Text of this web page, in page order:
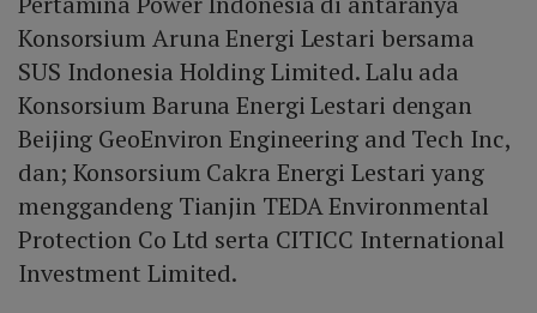
Weiming Environment Protection Co Ltd).
Konsorsium Masa Depan Energi Indonesia (bersama
Beijing GeoEnviron Engineering and Tech Inc).
Sementara Grup Bakrie, lewat PT Bakrie Power,
bergabung dalam Konsorsium Mentari Citra Lestari
(bersama PT Acritas Karya Persada dan SUS Indonesia
Holding Limited).
Konsorsium Aruna Energi Lestari bersama
SUS Indonesia Holding Limited. Lalu ada
Konsorsium Baruna Energi Lestari dengan
Beijing GeoEnviron Engineering and Tech Inc,
dan; Konsorsium Cakra Energi Lestari yang
menggandeng Tianjin TEDA Environmental
Protection Co Ltd serta CITICC International
Investment Limited.